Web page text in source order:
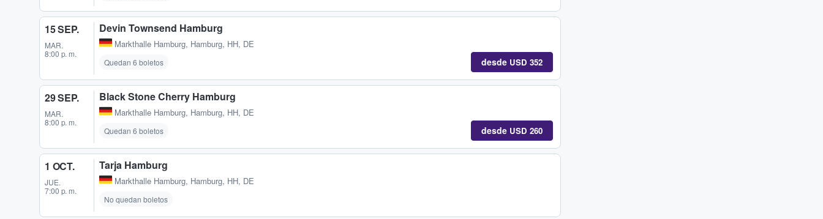
15 SEP.
MAR.
8:00 p. m.
Devin Townsend Hamburg
Markthalle Hamburg, Hamburg, HH, DE
Quedan 6 boletos desde USD 352
29 SEP.
MAR.
8:00 p. m.
Black Stone Cherry Hamburg
Markthalle Hamburg, Hamburg, HH, DE
Quedan 6 boletos desde USD 260
1 OCT.
JUE.
7:00 p. m.
Tarja Hamburg
Markthalle Hamburg, Hamburg, HH, DE
No quedan boletos